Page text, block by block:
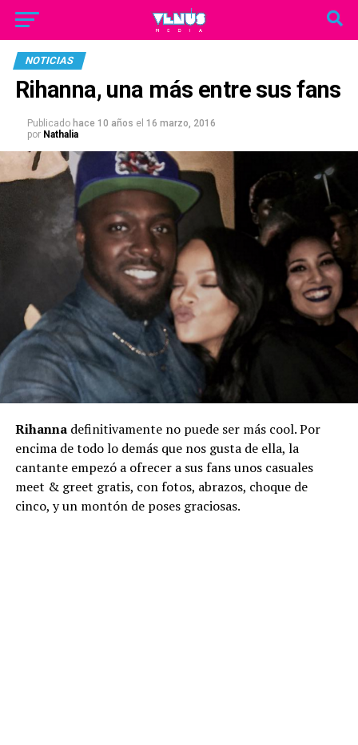
NOTICIAS
Rihanna, una más entre sus fans
Publicado hace 10 años el 16 marzo, 2016
por Nathalia
Rihannadefinitivamente no puede ser más cool. Por
encima de todo lo demás que nos gusta de ella, la
cantante empezó a ofrecer a sus fans unos casuales
meet & greet gratis, con fotos, abrazos, choque de
cinco, y un montón de poses graciosas.